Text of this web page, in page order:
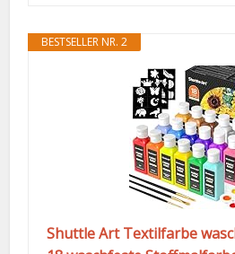
BESTSELLER NR. 2
Shuttle Art Textilfarbe